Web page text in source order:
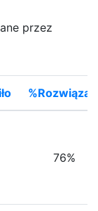
przez
76%